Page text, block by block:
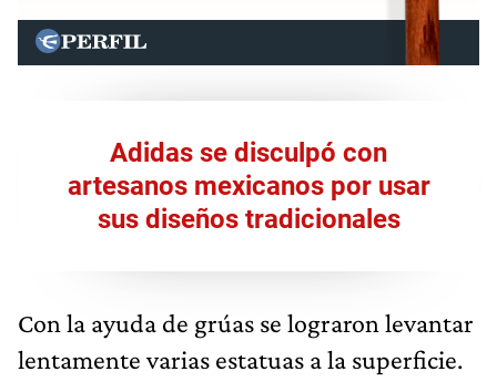
Adidas se disculpó con
artesanos mexicanos por usar
sus diseños tradicionales
Con la ayuda de grúas se lograron levantar
lentamente varias estatuas a la superficie.